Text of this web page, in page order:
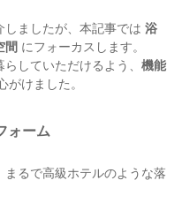
ましたが、本記事では 浴
間 にフォーカスします。
していただけるよう、 機能
がけました。
ォーム
るで高級ホテルのような落